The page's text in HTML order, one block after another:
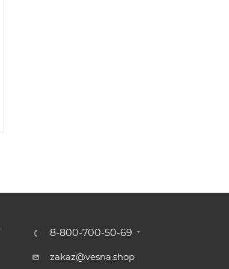
8-800-700-50-69
zakaz@vesna.shop